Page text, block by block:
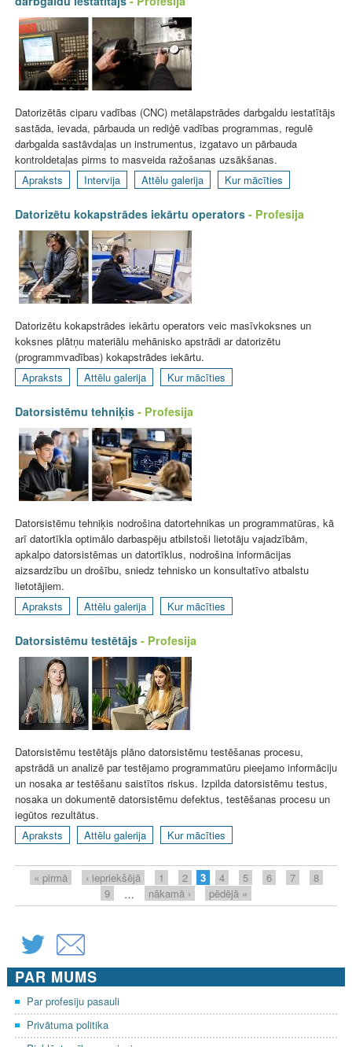
Datorizētās ciparu vadības (CNC) metālapstrādes darbgaldu iestatītājs
sastāda, ievada, pārbauda un rediģē vadības programmas, regulē
darbgalda sastāvdaļas un instrumentus, izgatavo un pārbauda
kontroldetaļas pirms to masveida ražošanas uzsākšanas.
Apraksts
Intervija Attēlu galerija Kur mācīties
Datorizētu kokapstrādes iekārtu operators - Profesija
Datorizētu kokapstrādes iekārtu operators veic masīvkoksnes un
koksnes plātņu materiālu mehānisko apstrādi ar datorizētu
(programmvadības) kokapstrādes iekārtu.
Apraksts
Attēlu galerija Kur mācīties
Datorsistēmu tehniķis - Profesija
Datorsistēmu tehniķis nodrošina datortehnikas un programmatūras, kā
arī datortīkla optimālo darbaspēju atbilstoši lietotāju vajadzībām,
apkalpo datorsistēmas un datortīklus, nodrošina informācijas
aizsardzību un drošību, sniedz tehnisko un konsultatīvo atbalstu
lietotājiem.
Apraksts
Attēlu galerija Kur mācīties
Datorsistēmu testētājs - Profesija
Datorsistēmu testētājs plāno datorsistēmu testēšanas procesu,
apstrādā un analizē par testējamo programmatūru pieejamo informāciju
un nosaka ar testēšanu saistītos riskus. Izpilda datorsistēmu testus,
nosaka un dokumentē datorsistēmu defektus, testēšanas procesu un
iegūtos rezultātus.
Apraksts
Attēlu galerija Kur mācīties
P
g
s
« pirmā ‹ iepriekšējā 1 2 3 4 5 6 7
8
9
… nākamā › pēdējā »
PAR MUMS
Par profesiju pasauli
Privātuma politika